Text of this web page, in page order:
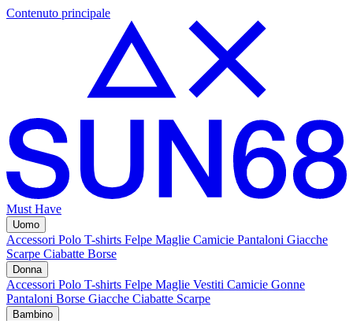
Contenuto principale
Must Have
Uomo
Accessori Polo T-shirts Felpe Maglie Camicie Pantaloni Giacche
Scarpe Ciabatte Borse
Donna
Accessori Polo T-shirts Felpe Maglie Vestiti Camicie Gonne
Pantaloni Borse Giacche Ciabatte Scarpe
Bambino